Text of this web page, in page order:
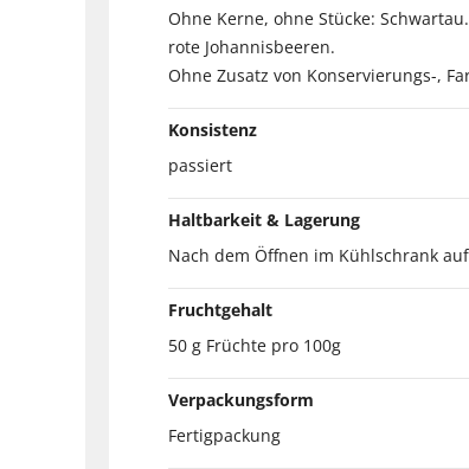
Ohne Kerne, ohne Stücke:
rote Johannisbeeren.
Ohne Zusatz von Konservierungs-,
Konsistenz
passiert
Haltbarkeit & Lagerung
Nach dem Öffnen im Kühlschrank
Fruchtgehalt
50 g Früchte pro 100g
Verpackungsform
Fertigpackung